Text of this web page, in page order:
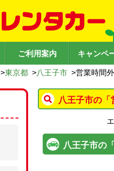
ご利用案内 キャンペ
>東京都 >八王子市 >営業時間
八王子市の「
八王子市の